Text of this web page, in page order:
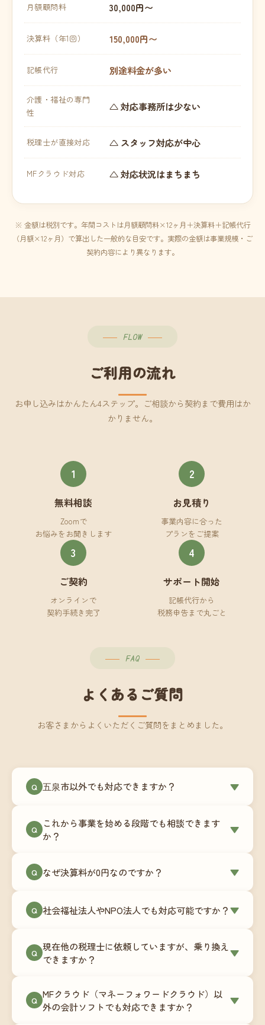
月額顧問料 30,000円〜
決算料（年1回） 150,000円〜
記帳代行 別途料金が多い
介護・福祉の専門
性
△ 対応事務所は少ない
税理士が直接対応 △ スタッフ対応が中心
MFクラウド対応 △ 対応状況はまちまち
※ 金額は税別です。年間コストは月額顧問料×12ヶ月＋決算料＋記帳代行
（月額×12ヶ月）で算出した一般的な目安です。実際の金額は事業規模・ご
契約内容により異なります。
FLOW
ご利用の流れ
お申し込みはかんたん4ステップ。ご相談から契約まで費用はか
かりません。
1
無料相談
Zoomで
お悩みをお聞きします
2
お見積り
事業内容に合った
プランをご提案
3
ご契約
オンラインで
契約手続き完了
4
サポート開始
記帳代行から
税務申告まで丸ごと
FAQ
よくあるご質問
お客さまからよくいただくご質問をまとめました。
Q 五泉市以外でも対応できますか？ ▼
やチャットツールを使ったオンラインでのやり取
りが中心ですので、地域を問わずサポート可能で
業者さまにご利用いただいています。
Q
これから事業を始める段階でも相談できます
か？
▼
180,000円〜）をご用意しています。事業計画の段
談にも対応しています。
Q なぜ決算料が0円なのですか？ ▼
次で進めています。そのため、決算時に追加の作
リプション型の料金体系を実現しています。年間
コストが事前にわかるので、資金繰りの見通しも
Q 社会福祉法人やNPO法人でも対応可能ですか？▼
は営利法人とは会計基準や監査要件が異なるた
め、別途お見積りとなります。まずはお気軽にご
Q 現在他の税理士に依頼していますが、乗り換え
できますか？
▼
ます。前任の税理士事務所との連携や、過去の帳
簿データの移行もお手伝いします。決算期のタイ
Q MFクラウド（マネーフォワードクラウド）以
外の会計ソフトでも対応できますか？
▼